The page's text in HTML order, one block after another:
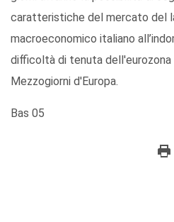
caratteristiche del mercato del
macroeconomico italiano
difficoltà di tenuta
Mezzogiorni d'Europa.
Bas 05